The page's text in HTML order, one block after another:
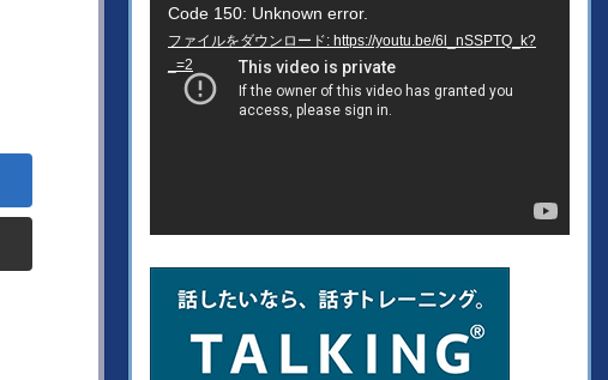
動
画
Code 150: Unknown error.
ファイルをダウンロード: https://youtu.be/6l_nSSPTQ_k?
_=2